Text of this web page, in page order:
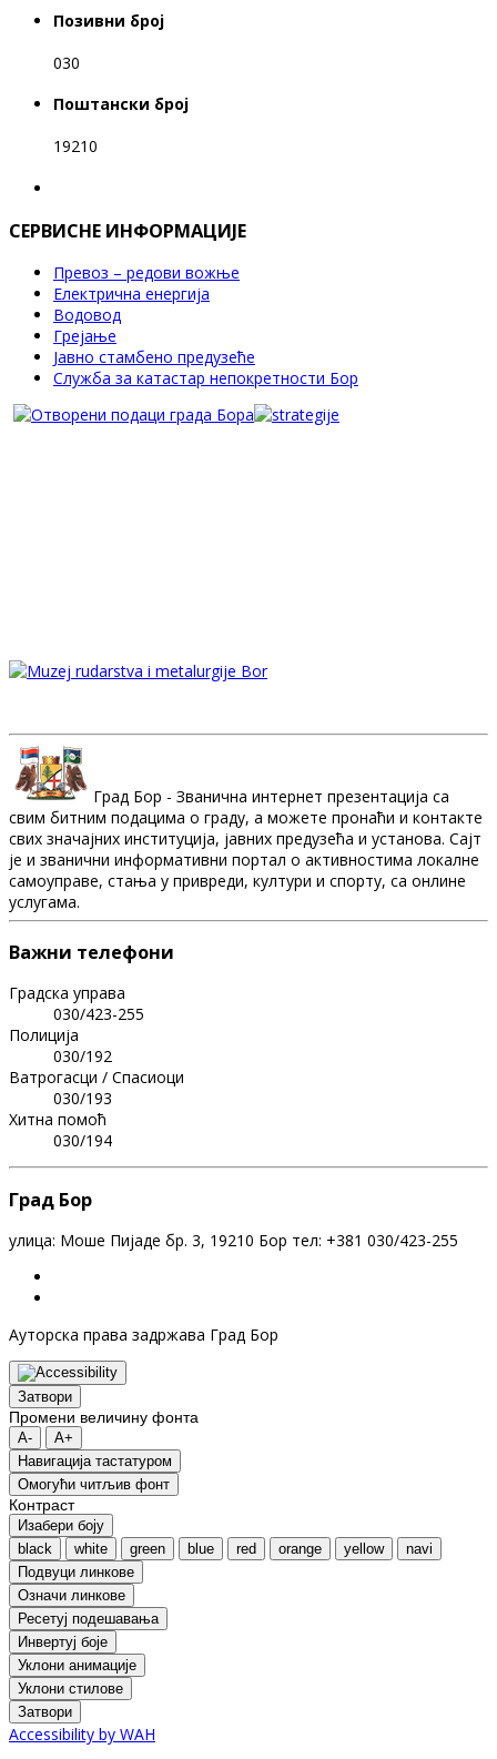
Позивни број
030
Поштански број
19210
СЕРВИСНЕ ИНФОРМАЦИЈЕ
Превоз – редови вожње
Електрична енергија
Водовод
Грејање
Јавно стамбено предузеће
Служба за катастар непокретности Бор
Град Бор - Званична интернет презентација са
свим битним подацима о граду, а можете пронаћи и контакте
свих значајних институција, јавних предузећа и установа. Сајт
је и званични информативни портал о активностима локалне
самоуправе, стања у привреди, култури и спорту, са онлине
услугама.
Важни телефони
Градска управа
030/423-255
Полиција
030/192
Ватрогасци / Спасиоци
030/193
Хитна помоћ
030/194
Град Бор
улица: Моше Пијаде бр. 3, 19210 Бор тел: +381 030/423-255
Ауторска права задржава Град Бор
Затвори
Промени величину фонта
A-
A+
Навигација тастатуром
Oмогући читљив фонт
Контраст
Изабери боју
black
white green blue red orange yellow
navi
Подвуци линкове
Означи линкове
Ресетуј подешавања
Инвертуј боје
Уклони анимације
Уклони стилове
Затвори
Accessibility by WAH